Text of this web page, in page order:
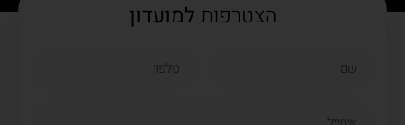
הצטרפות למועדון